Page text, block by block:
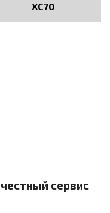
XC70
сервис